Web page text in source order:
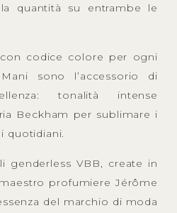
quantità su entrambe le
codice colore per ogni
sono l’accessorio di
tonalità intense
Beckham per sublimare i
quotidiani.
genderless VBB, create in
profumiere Jérôme
del marchio di moda